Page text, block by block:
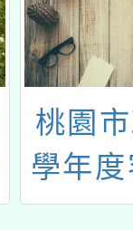
114年
「特
教師